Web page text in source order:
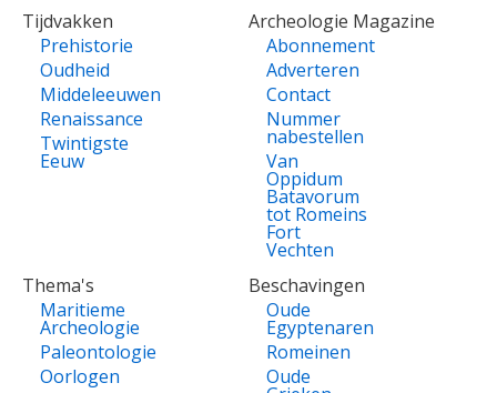
Tijdvakken
Prehistorie
Oudheid
Middeleeuwen
Renaissance
Twintigste
Eeuw
Archeologie Magazine
Abonnement
Adverteren
Contact
Nummer
nabestellen
Van
Oppidum
Batavorum
tot Romeins
Fort
Vechten
Thema's
Maritieme
Archeologie
Paleontologie
Oorlogen
Beschavingen
Oude
Egyptenaren
Romeinen
Oude